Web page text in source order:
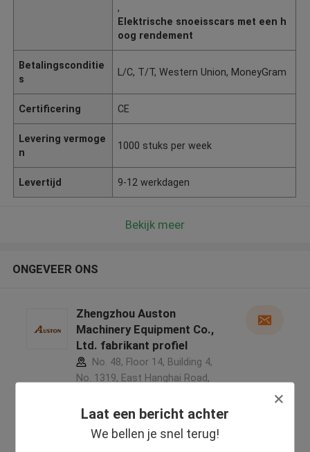
Laat een bericht achter
We bellen je snel terug!
,
Elektrische snoeisscars met een h
oog rendement
Betalingsconditie
s
L/C, T/T, Western Union, MoneyGram
Certificering CE
Levering vermoge
n
1000 stuks per week
Levertijd 9-12 werkdagen
Bekijk meer
ONGEVEER ONS
Zhengzhou Auston
Machinery Equipment Co.,
Ltd. fabrikant profiel
No. 48, Floor 14, Building 4,
No. 1319, East Hanghai Road,
Free Trade Zone ,China
Geverifieerde Leverancier